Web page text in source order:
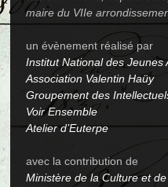
maire du VIIe
un évènement réalisé par
Institut National des Jeunes
Association Valentin Haüy
Groupement des
Voir Ensemble
Atelier d’Euterpe
avec la contribution de
Ministère de la Culture et